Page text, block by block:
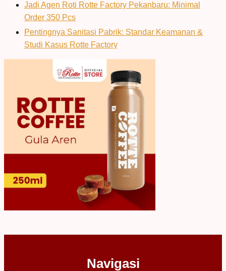
Jadi Agen Roti Rotte Factory Pekanbaru: Minimal
Order 350 Pcs
Pentingnya Sanitasi Pabrik: Standar Keamanan &
Studi Kasus Rotte Factory
Navigasi